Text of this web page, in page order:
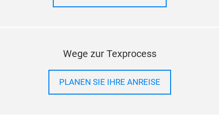
Wege zur Texprocess
PLANEN SIE IHRE ANREISE